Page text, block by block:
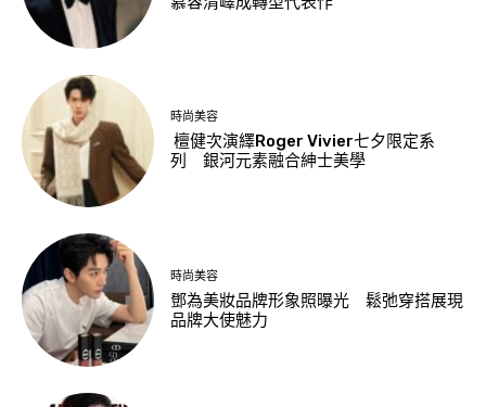
時尚美容
檀健次演繹Roger Vivier七夕限定系
列 銀河元素融合紳士美學
時尚美容
鄧為美妝品牌形象照曝光 鬆弛穿搭展現
品牌大使魅力